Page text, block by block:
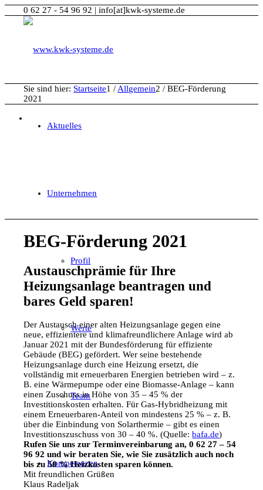
0 62 27 - 54 96 92 | info[at]kwk-systeme.de
Aktuelles
Unternehmen
Profil
Werte
Team
Kompetenzen
Sie sind hier: Startseite1 / Allgemein2 / BEG-Förderung
2021
BEG-Förderung 2021
Austauschprämie für Ihre
Heizungsanlage beantragen und
bares Geld sparen!
Der Austausch einer alten Heizungsanlage gegen eine
neue, effizientere und klimafreundlichere Anlage wird ab
Januar 2021 mit der Bundesförderung für effiziente
Gebäude (BEG) gefördert. Wer seine bestehende
Heizungsanlage durch eine Heizung ersetzt, die
vollständig mit erneuerbaren Energien betrieben wird – z.
B. eine Wärmepumpe oder eine Biomasse-Anlage – kann
einen Zuschuss in Höhe von 35 – 45 % der
Investitionskosten erhalten. Für Gas-Hybridheizung mit
einem Erneuerbaren-Anteil von mindestens 25 % – z. B.
über die Einbindung von Solarthermie – gibt es einen
Investitionszuschuss von 30 – 40 %. (Quelle:bafa.de)
Rufen Sie uns zur Terminvereinbarung an, 0 62 27 – 54
96 92und wir beraten Sie, wie Sie zusätzlich auch noch
bis zu50 % Heizkosten sparen können.
Mit freundlichen Grüßen
Klaus Radeljak